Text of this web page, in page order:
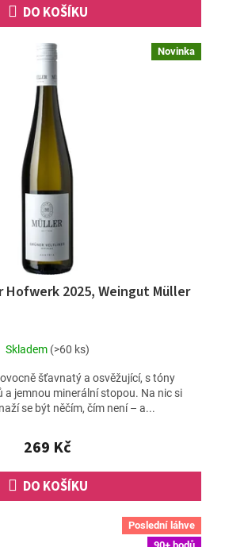
DO KOŠÍKU
Novinka
Hofwerk 2025, Weingut Müller
Skladem (>60 ks)
269 Kč
DO KOŠÍKU
šťavnatý a osvěžující, s tóny
a jemnou minerální stopou. Na nic si
se být něčím, čím není – a...
Poslední láhve